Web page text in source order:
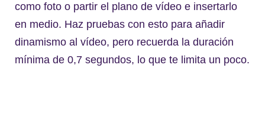
como foto o partir el plano de vídeo e insertarlo
en medio. Haz pruebas con esto para añadir
dinamismo al vídeo, pero recuerda la duración
mínima de 0,7 segundos, lo que te limita un poco.